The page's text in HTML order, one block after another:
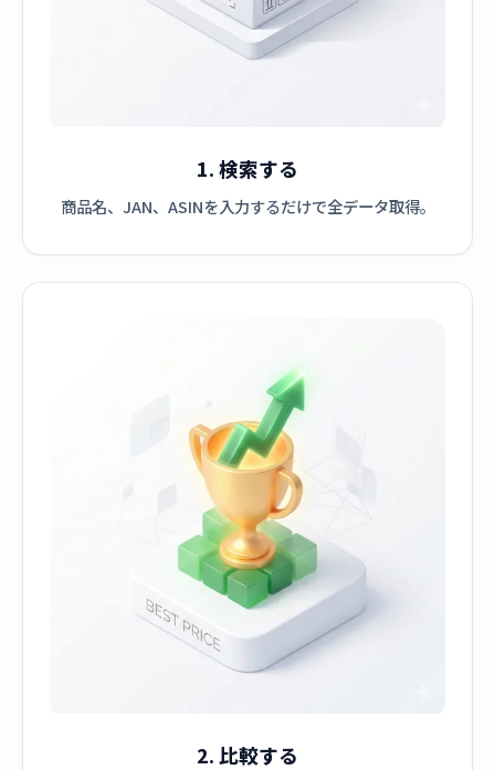
1. 検索する
商品名、JAN、ASINを入力するだけで全データ取得。
2. 比較する